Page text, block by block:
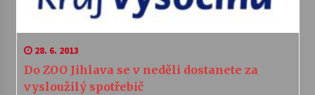
28. 6. 2013
Do ZOO Jihlava se v neděli dostanete za
vysloužilý spotřebič